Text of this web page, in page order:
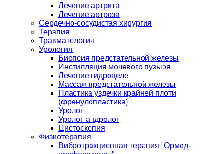
Лечение артрита
Лечение артроза
Сердечно-сосудистая хирургия
Терапия
Травматология
Урология
Биопсия предстательной железы
Инстилляция мочевого пузыря
Лечение гидроцеле
Массаж предстательной железы
Пластика уздечки крайней плоти
(френулопластика)
Уролог
Уролог-андролог
Цистоскопия
Физиотерапия
Вибротракционная терапия "Ормед-